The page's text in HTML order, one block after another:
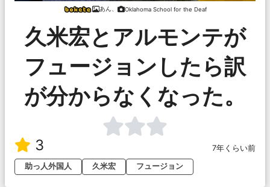
あん、 Oklahoma School for the Deaf
久米宏とアルモンテが
フュージョンしたら訳
が分からなくなった。
3
7年くらい前
助っ人外国人
久米宏 フュージョン